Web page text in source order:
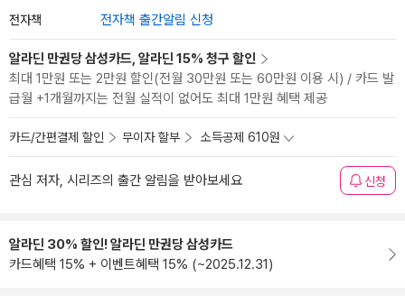
전자책 전자책 출간알림 신청
알라딘 만권당 삼성카드, 알라딘 15% 청구 할인
최대 1만원 또는 2만원 할인(전월 30만원 또는 60만원 이용 시) / 카드 발
급월 +1개월까지는 전월 실적이 없어도 최대 1만원 혜택 제공
카드/간편결제 할인 무이자 할부 소득공제 610원
관심 저자, 시리즈의 출간 알림을 받아보세요 신청
알라딘 30% 할인! 알라딘 만권당 삼성카드
카드혜택 15% + 이벤트혜택 15% (~2025.12.31)